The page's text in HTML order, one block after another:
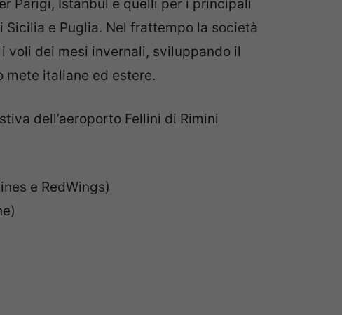
Parigi, Istanbul e quelli per i principali
e Puglia. Nel frattempo la società
voli dei mesi invernali, sviluppando il
italiane ed estere.
dell’aeroporto Fellini di Rimini
e RedWings)